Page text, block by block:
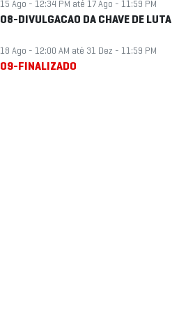
15 Ago - 12:34 PM até 17 Ago - 11:59 PM
08-DIVULGACAO DA CHAVE DE LUTA
18 Ago - 12:00 AM até 31 Dez - 11:59 PM
09-FINALIZADO